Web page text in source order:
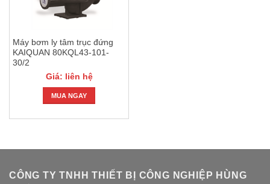
Máy bơm ly tâm trục đứng
KAIQUAN 80KQL43-101-
30/2
Giá: liên hệ
MUA NGAY
CÔNG TY TNHH THIẾT BỊ CÔNG NGHIỆP HÙNG